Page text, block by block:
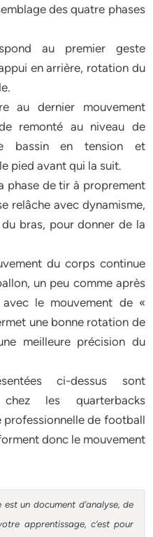
des quatre phases
au premier geste
en arrière, rotation du
au dernier mouvement
remonté au niveau de
bassin en tension et
pied avant qui la suit.
phase de tir à proprement
relâche avec dynamisme,
bras, pour donner de la
du corps continue
un peu comme après
le mouvement de «
une bonne rotation de
meilleure précision du
ci-dessus sont
chez les quarterbacks
professionnelle de football
donc le mouvement
un document d’analyse, de
apprentissage, c’est pour